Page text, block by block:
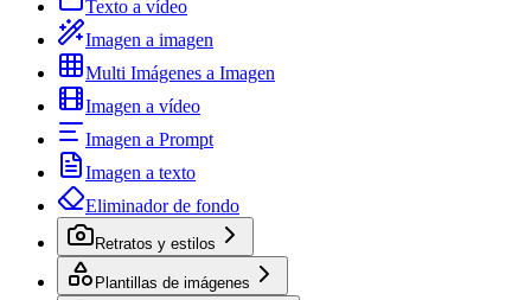
Texto a vídeo
Imagen a imagen
Multi Imágenes a Imagen
Imagen a vídeo
Imagen a Prompt
Imagen a texto
Eliminador de fondo
Retratos y estilos
Plantillas de imágenes